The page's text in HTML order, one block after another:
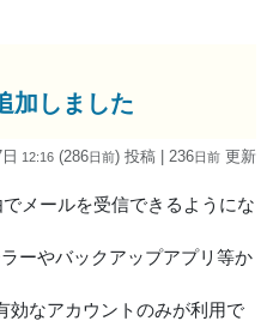
加しました
12:16 (286日前) 投稿 | 236日前 更新
メールを受信できるようにな
ーやバックアップアプリ等か
効なアカウントのみが利用で